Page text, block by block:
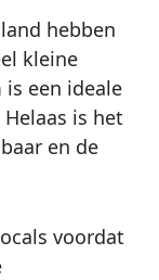
hebben
kleine
een ideale
is het
en de
voordat